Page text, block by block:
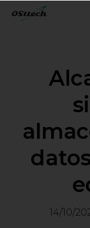
Saltar
Saltar
14/10/